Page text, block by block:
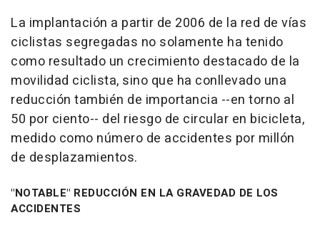
La implantación a partir de 2006 de la red de vías
ciclistas segregadas no solamente ha tenido
como resultado un crecimiento destacado de la
movilidad ciclista, sino que ha conllevado una
reducción también de importancia --en torno al
50 por ciento-- del riesgo de circular en bicicleta,
medido como número de accidentes por millón
de desplazamientos.
"NOTABLE" REDUCCIÓN EN LA GRAVEDAD DE LOS
ACCIDENTES